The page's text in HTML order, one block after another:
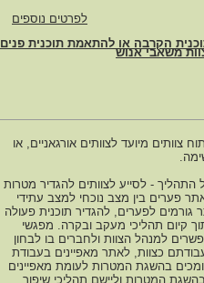
לפרטים נוספים
הקרבה או להתאמת תוכנית פנים
משאבי אנוש
צוותים מיועד לצוותים אורגאניים, או
התהליך - לסייע לצוותים להגדיר מטרות
פערים בין מצב נוכחי למצב עתידי
גורמים לפערים, להגדיר תוכנית פעולה
קיום תהליכי מעקב ובקרה. מפגשי
למנהל הצוות ולחברים בו לבחון
כצוות, לאתר מאפיינים בעבודת
בהשגת המטרות לעומת מאפיינים
המטרות וליישם תהליכי שיפור